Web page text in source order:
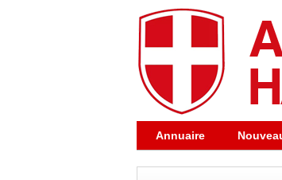
Annuaire